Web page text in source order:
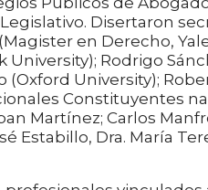
Disertaron
en Derecho,
Rodrigo
University);
Constituyentes
Martínez; Carlos
Estabillo, Dra. María